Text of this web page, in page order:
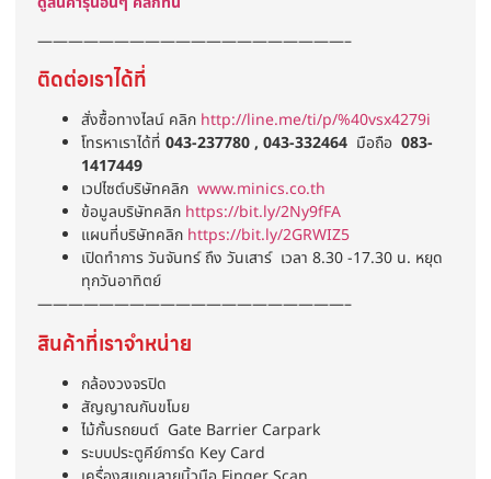
————————————————————–
ติดต่อเราได้ที่
สั่งซื้อทางไลน์ คลิก http://line.me/ti/p/%40vsx4279i
โทรหาเราได้ที่ 043-237780 , 043-332464 มือถือ 083-
1417449
เวปไซต์บริษัทคลิก www.minics.co.th
ข้อมูลบริษัทคลิก https://bit.ly/2Ny9fFA
แผนที่บริษัทคลิก https://bit.ly/2GRWIZ5
เปิดทำการ วันจันทร์ ถึง วันเสาร์ เวลา 8.30 -17.30 น. หยุด
ทุกวันอาทิตย์
————————————————————–
สินค้าที่เราจำหน่าย
กล้องวงจรปิด
สัญญาณกันขโมย
ไม้กั้นรถยนต์ Gate Barrier Carpark
ระบบประตูคีย์การ์ด Key Card